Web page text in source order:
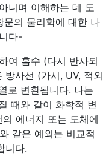
니며 이해하는 데 도
문의 물리학에 대한 나
다-
여 흡수 (다시 반사되
방사선 (가시, ​​UV, 적외
로 변환됩니다. 나는
때와 같이 화학적 변
에너지 또는 도체에
같은 예외는 비교적
니다.